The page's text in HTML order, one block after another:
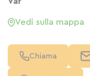
Vedi sulla mappa
Chiama